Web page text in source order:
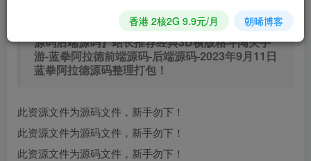
【阿拉德之怒蓝拳阿拉德全配套中文XSL表格前端
源码后端源码】站长推荐经典3D横版格斗闯关手
游-蓝拳阿拉德前端源码-后端源码-2023年9月11日
蓝拳阿拉德源码整理打包！
此资源文件为源码文件，新手勿下！
此资源文件为源码文件，新手勿下！
此资源文件为源码文件，新手勿下！
香港 2核2G 9.9元/月 朝晞博客